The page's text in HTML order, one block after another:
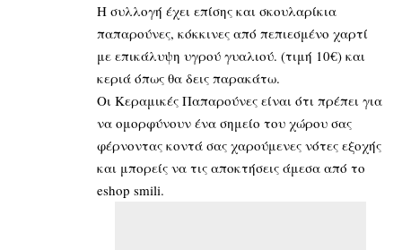
Η συλλογή έχει επίσης και σκουλαρίκια
παπαρούνες, κόκκινες από πεπιεσμένο χαρτί
με επικάλυψη υγρού γυαλιού. (τιμή 10€) και
κεριά όπως θα δεις παρακάτω.
Οι Κεραμικές Παπαρούνες είναι ότι πρέπει για
να ομορφύνουν ένα σημείο του χώρου σας
φέρνοντας κοντά σας χαρούμενες νότες εξοχής
και μπορείς να τις αποκτήσεις άμεσα από το
eshop smili.